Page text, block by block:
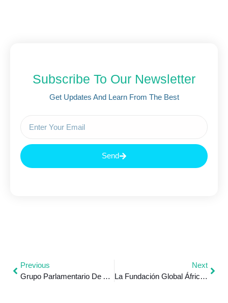
Subscribe To Our Newsletter
Get Updates And Learn From The Best
Send
Previous
Grupo Parlamentario De Amistad Nicaragua – Marruecos Expresa Su Apoyo Al Fortalecimiento De Las Relaciones Diplomáticas, Parlamentarias Y Económicas Entre Ambas Naciones
Next
La Fundación Global África Latina Participa De La Feria Internacional Virtual De Educación FIVE 2020